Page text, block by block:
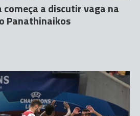
a discutir vaga na
Panathinaikos